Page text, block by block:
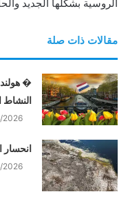
الروسية بشكلها الجديد
مقالات ذات صلة
�
2026
انحسار
2026